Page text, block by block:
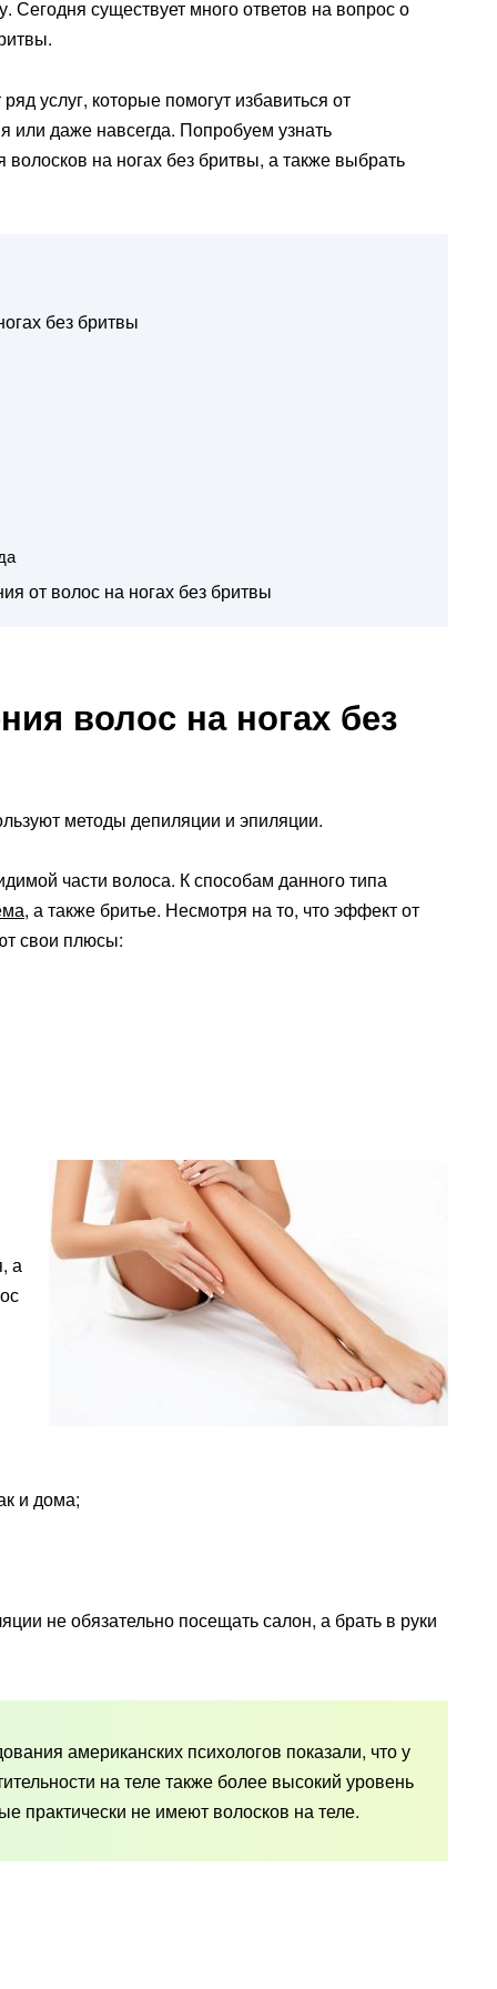
Сегодня существует много ответов на вопрос о
услуг, которые помогут избавиться от
или даже навсегда. Попробуем узнать
на ногах без бритвы, а также выбрать
без бритвы
от волос на ногах без бритвы
волос на ногах без
методы депиляции и эпиляции.
части волоса. К способам данного типа
, а также бритье. Несмотря на то, что эффект от
свои плюсы:
а
и дома;
не обязательно посещать салон, а брать в руки
американских психологов показали, что у
на теле также более высокий уровень
практически не имеют волосков на теле.